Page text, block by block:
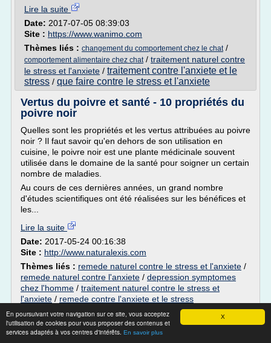
X
En poursuivant votre navigation sur ce site, vous acceptez
l'utilisation de cookies pour vous proposer des contenus et
services adaptés à vos centres d'intérêts. En savoir plus
Lire la suite
Date: 2017-07-05 08:39:03
Site : https://www.wanimo.com
Thèmes liés : changement du comportement chez le chat/
comportement alimentaire chez chat/ traitement naturel contre
le stress et l'anxiete / traitement contre l'anxiete et le
stress / que faire contre le stress et l'anxiete
Vertus du poivre et santé - 10 propriétés du
poivre noir
Quelles sont les propriétés et les vertus attribuées au poivre
noir ? Il faut savoir qu'en dehors de son utilisation en
cuisine, le poivre noir est une plante médicinale souvent
utilisée dans le domaine de la santé pour soigner un certain
nombre de maladies.
Au cours de ces dernières années, un grand nombre
d'études scientifiques ont été réalisées sur les bénéfices et
les...
Lire la suite
Date: 2017-05-24 00:16:38
Site : http://www.naturalexis.com
Thèmes liés : remede naturel contre le stress et l'anxiete /
remede naturel contre l'anxiete / depression symptomes
chez l'homme / traitement naturel contre le stress et
l'anxiete / remede contre l'anxiete et le stress
39 Ressources